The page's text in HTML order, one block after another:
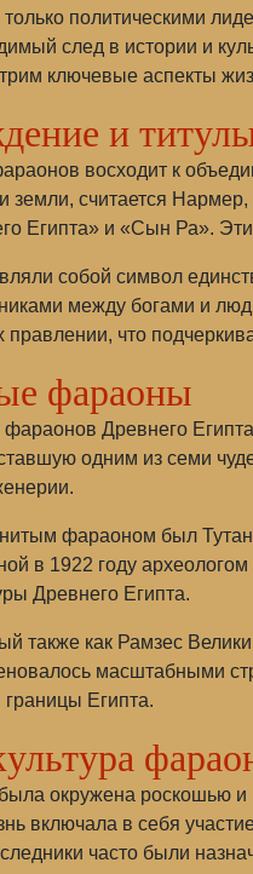
политическими
след в истории и
ключевые аспекты
и
восходит к
земли, считается
Египта» и «Сын Ра».
собой символ
между богами и
правлении, что
фараоны
Древнего
одним из семи
фараоном был
в 1922 году
Древнего Египта.
также как Рамзес
масштабными
Египта.
окружена роскошью и
включала в себя
часто были